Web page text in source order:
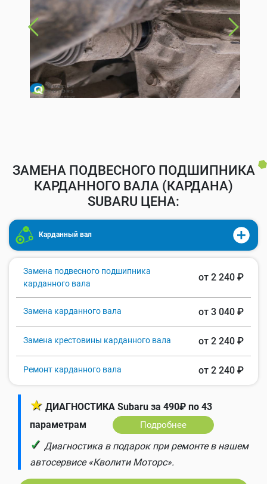
ЗАМЕНА ПОДВЕСНОГО ПОДШИПНИКА
КАРДАННОГО ВАЛА (КАРДАНА)
SUBARU ЦЕНА:
Карданный вал
Замена подвесного подшипника
карданного вала
от 2 240 ₽
Замена карданного вала от 3 040 ₽
Замена крестовины карданного вала от 2 240 ₽
Ремонт карданного вала от 2 240 ₽
★ ДИАГНОСТИКА Subaru за 490₽ по 43
параметрам
Подробнее
✓ Диагностика в подарок при ремонте в нашем
автосервисе «Кволити Моторс».